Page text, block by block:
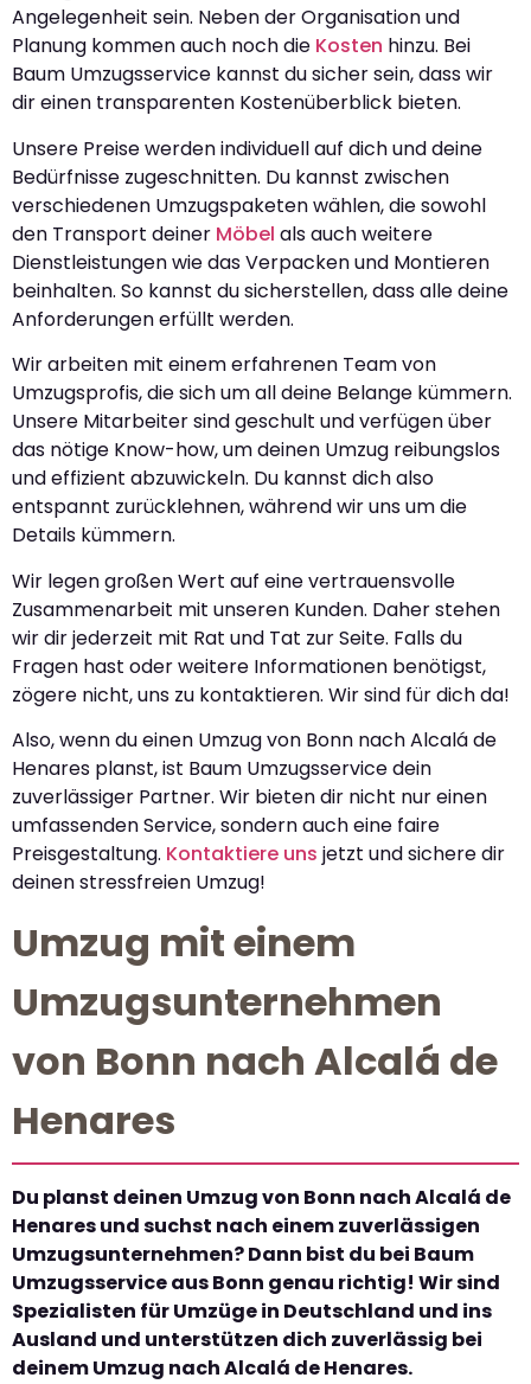
Angelegenheit sein. Neben der Organisation und
Planung kommen auch noch die Kosten hinzu. Bei
Baum Umzugsservice kannst du sicher sein, dass wir
dir einen transparenten Kostenüberblick bieten.
Unsere Preise werden individuell auf dich und deine
Bedürfnisse zugeschnitten. Du kannst zwischen
verschiedenen Umzugspaketen wählen, die sowohl
den Transport deiner Möbel als auch weitere
Dienstleistungen wie das Verpacken und Montieren
beinhalten. So kannst du sicherstellen, dass alle deine
Anforderungen erfüllt werden.
Wir arbeiten mit einem erfahrenen Team von
Umzugsprofis, die sich um all deine Belange kümmern.
Unsere Mitarbeiter sind geschult und verfügen über
das nötige Know-how, um deinen Umzug reibungslos
und effizient abzuwickeln. Du kannst dich also
entspannt zurücklehnen, während wir uns um die
Details kümmern.
Wir legen großen Wert auf eine vertrauensvolle
Zusammenarbeit mit unseren Kunden. Daher stehen
wir dir jederzeit mit Rat und Tat zur Seite. Falls du
Fragen hast oder weitere Informationen benötigst,
zögere nicht, uns zu kontaktieren. Wir sind für dich da!
Also, wenn du einen Umzug von Bonn nach Alcalá de
Henares planst, ist Baum Umzugsservice dein
zuverlässiger Partner. Wir bieten dir nicht nur einen
umfassenden Service, sondern auch eine faire
Preisgestaltung. Kontaktiere uns jetzt und sichere dir
deinen stressfreien Umzug!
Umzug mit einem
Umzugsunternehmen
von Bonn nach Alcalá de
Henares
Du planst deinen Umzug von Bonn nach Alcalá de
Henares und suchst nach einem zuverlässigen
Umzugsunternehmen? Dann bist du bei Baum
Umzugsservice aus Bonn genau richtig! Wir sind
Spezialisten für Umzüge in Deutschland und ins
Ausland und unterstützen dich zuverlässig bei
deinem Umzug nach Alcalá de Henares.